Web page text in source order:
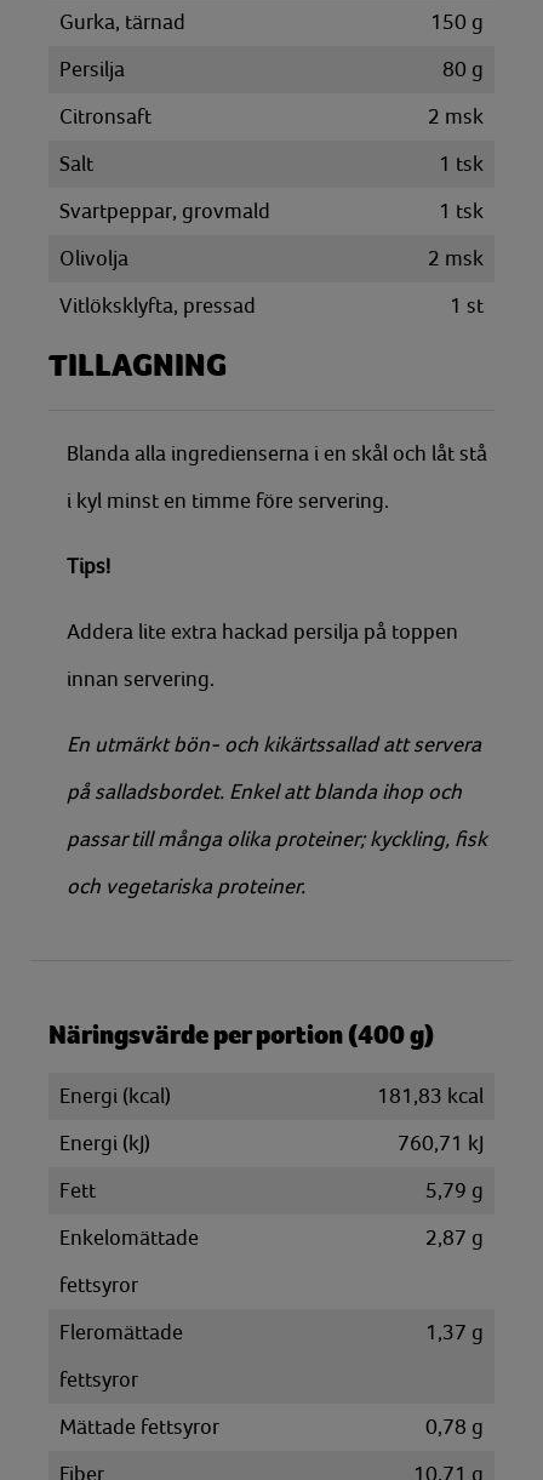
Gurka, tärnad
150 g
Persilja
80 g
Citronsaft
2 msk
Salt
1 tsk
Svartpeppar, grovmald
1 tsk
Olivolja
2 msk
Vitlöksklyfta, pressad
1 st
TILLAGNING
Blanda alla ingredienserna i en skål och låt stå
i kyl minst en timme före servering.
Tips!
Addera lite extra hackad persilja på toppen
innan servering.
En utmärkt bön- och kikärtssallad att servera
på salladsbordet. Enkel att blanda ihop och
passar till många olika proteiner; kyckling, fisk
och vegetariska proteiner.
Näringsvärde per portion (400 g)
Energi (kcal)
181,83 kcal
Energi (kJ)
760,71 kJ
Fett
5,79 g
Enkelomättade
fettsyror
2,87 g
Fleromättade
fettsyror
1,37 g
Mättade fettsyror
0,78 g
Fiber
10,71 g